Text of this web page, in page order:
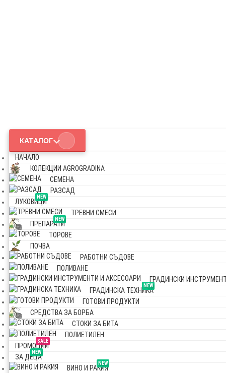
КАТАЛОГ
НАЧАЛО
КОЛЕКЦИИ AGROGRADINA
СЕМЕНА
РАЗСАД
NEW
ЛУКОВИЦИ
ТРЕВНИ СМЕСИ
NEW
ПРЕПАРАТИ
ТОРОВЕ
ПОЧВА
РАБОТНИ СЪДОВЕ
ПОЛИВАНЕ
ГРАДИНСКИ
NEW
ГРАДИНСКА ТЕХНИКА
ГОТОВИ ПРОДУКТИ
СРЕДСТВА ЗА БОРБА
СТОКИ ЗА БИТА
ПОЛИЕТИЛЕН
SALE
ПРОМОЦИИ
NEW
ЗА ДЕЦА
NEW
ВИНО И РАКИЯ